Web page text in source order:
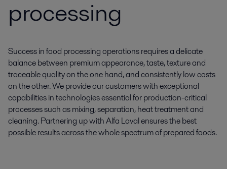
processing
Success in food processing operations requires a delicate
balance between premium appearance, taste, texture and
traceable quality on the one hand, and consistently low costs
on the other. We provide our customers with exceptional
capabilities in technologies essential for production-critical
processes such as mixing, separation, heat treatment and
cleaning. Partnering up with Alfa Laval ensures the best
possible results across the whole spectrum of prepared foods.